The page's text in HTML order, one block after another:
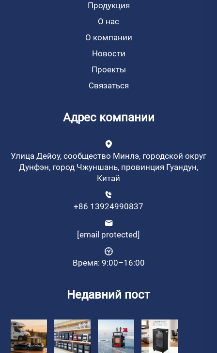
Продукция
О нас
О компании
Новости
Проекты
Связаться
Адрес компании
Улица Дейоу, сообщество Минлэ, городской округ
Дунфэн, город Чжуншань, провинция Гуандун,
Китай
+86 13924990837
[email protected]
Время: 9:00–16:00
Недавний пост